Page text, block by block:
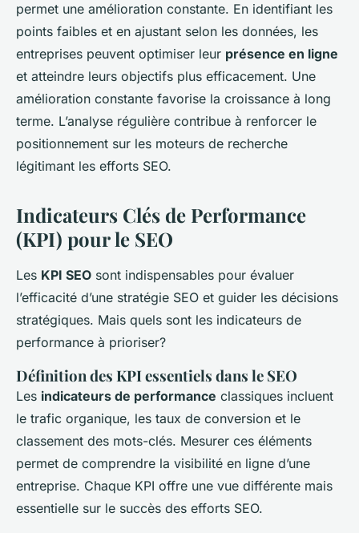
permet une amélioration constante. En identifiant les
points faibles et en ajustant selon les données, les
entreprises peuvent optimiser leur présence en ligne
et atteindre leurs objectifs plus efficacement. Une
amélioration constante favorise la croissance à long
terme. L’analyse régulière contribue à renforcer le
positionnement sur les moteurs de recherche
légitimant les efforts SEO.
Indicateurs Clés de Performance
(KPI) pour le SEO
Les KPI SEO sont indispensables pour évaluer
l’efficacité d’une stratégie SEO et guider les décisions
stratégiques. Mais quels sont les indicateurs de
performance à prioriser?
Définition des KPI essentiels dans le SEO
Les indicateurs de performance classiques incluent
le trafic organique, les taux de conversion et le
classement des mots-clés. Mesurer ces éléments
permet de comprendre la visibilité en ligne d’une
entreprise. Chaque KPI offre une vue différente mais
essentielle sur le succès des efforts SEO.